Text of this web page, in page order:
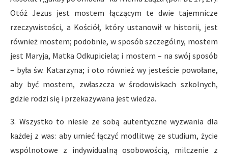
Otóż Jezus jest mostem łączącym te dwie tajemnicze
rzeczywistości, a Kościół, który ustanowił w historii, jest
również mostem; podobnie, w sposób szczególny, mostem
jest Maryja, Matka Odkupiciela; i mostem – na swój sposób
– była św. Katarzyna; i oto również wy jesteście powołane,
aby być mostem, zwłaszcza w środowiskach szkolnych,
gdzie rodzi się i przekazywana jest wiedza.
3. Wszystko to niesie ze sobą autentyczne wyzwania dla
każdej z was: aby umieć łączyć modlitwę ze studium, życie
wspólnotowe z indywidualną osobowością, milczenie z